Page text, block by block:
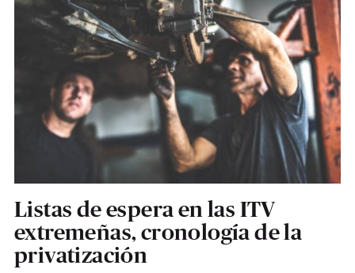
Listas de espera en las ITV
extremeñas, cronología de la
privatización